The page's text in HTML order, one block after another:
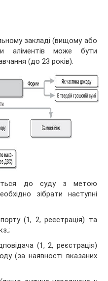
закладі (вищому або
аліментів може бути
(до 23 років).
до суду з метою
зібрати наступні
(1, 2, реєстрація) та
(1, 2, реєстрація)
(за наявності вказаних